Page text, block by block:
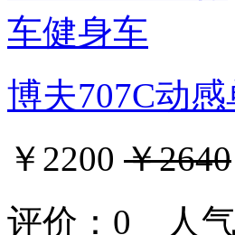
博夫707C动
￥2200 ￥2640
评价： 0 人气